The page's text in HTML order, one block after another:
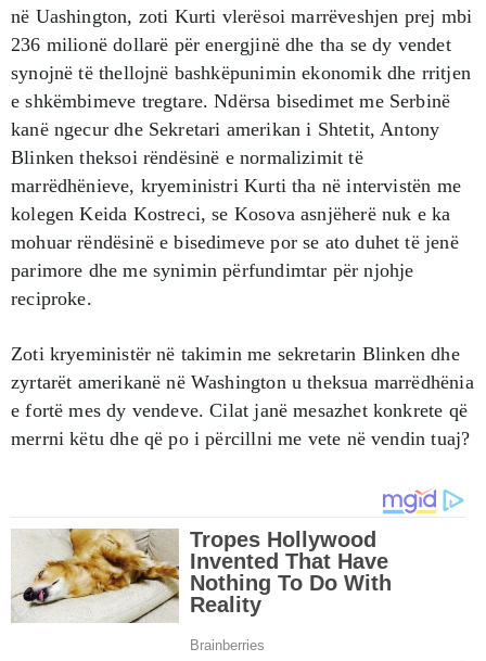
në Uashington, zoti Kurti vlerësoi marrëveshjen prej mbi
236 milionë dollarë për energjinë dhe tha se dy vendet
synojnë të thellojnë bashkëpunimin ekonomik dhe rritjen
e shkëmbimeve tregtare. Ndërsa bisedimet me Serbinë
kanë ngecur dhe Sekretari amerikan i Shtetit, Antony
Blinken theksoi rëndësinë e normalizimit të
marrëdhënieve, kryeministri Kurti tha në intervistën me
kolegen Keida Kostreci, se Kosova asnjëherë nuk e ka
mohuar rëndësinë e bisedimeve por se ato duhet të jenë
parimore dhe me synimin përfundimtar për njohje
reciproke.
Zoti kryeministër në takimin me sekretarin Blinken dhe
zyrtarët amerikanë në Washington u theksua marrëdhënia
e fortë mes dy vendeve. Cilat janë mesazhet konkrete që
merrni këtu dhe që po i përcillni me vete në vendin tuaj?